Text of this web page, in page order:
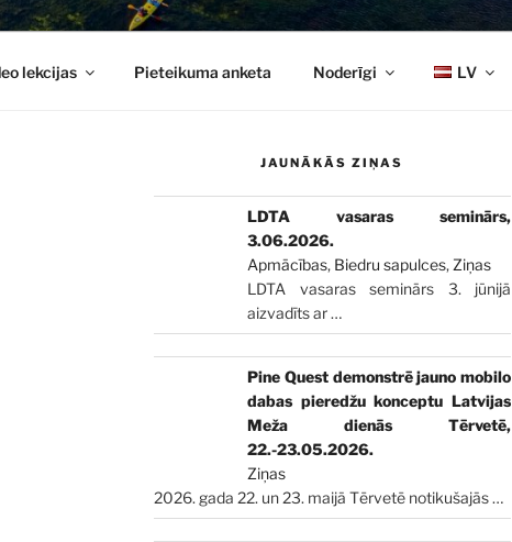
lekcijas Pieteikuma anketa Noderīgi LV
JAUNĀKĀS ZIŅAS
LDTA vasaras seminārs,
3.06.2026.
Apmācības, Biedru sapulces, Ziņas
LDTA vasaras seminārs 3. jūnijā
aizvadīts ar…
Pine Quest demonstrē jauno mobilo
dabas pieredžu konceptu Latvijas
Meža dienās Tērvetē,
22.-23.05.2026.
Ziņas
2026. gada 22. un 23. maijā Tērvetē notikušajās…